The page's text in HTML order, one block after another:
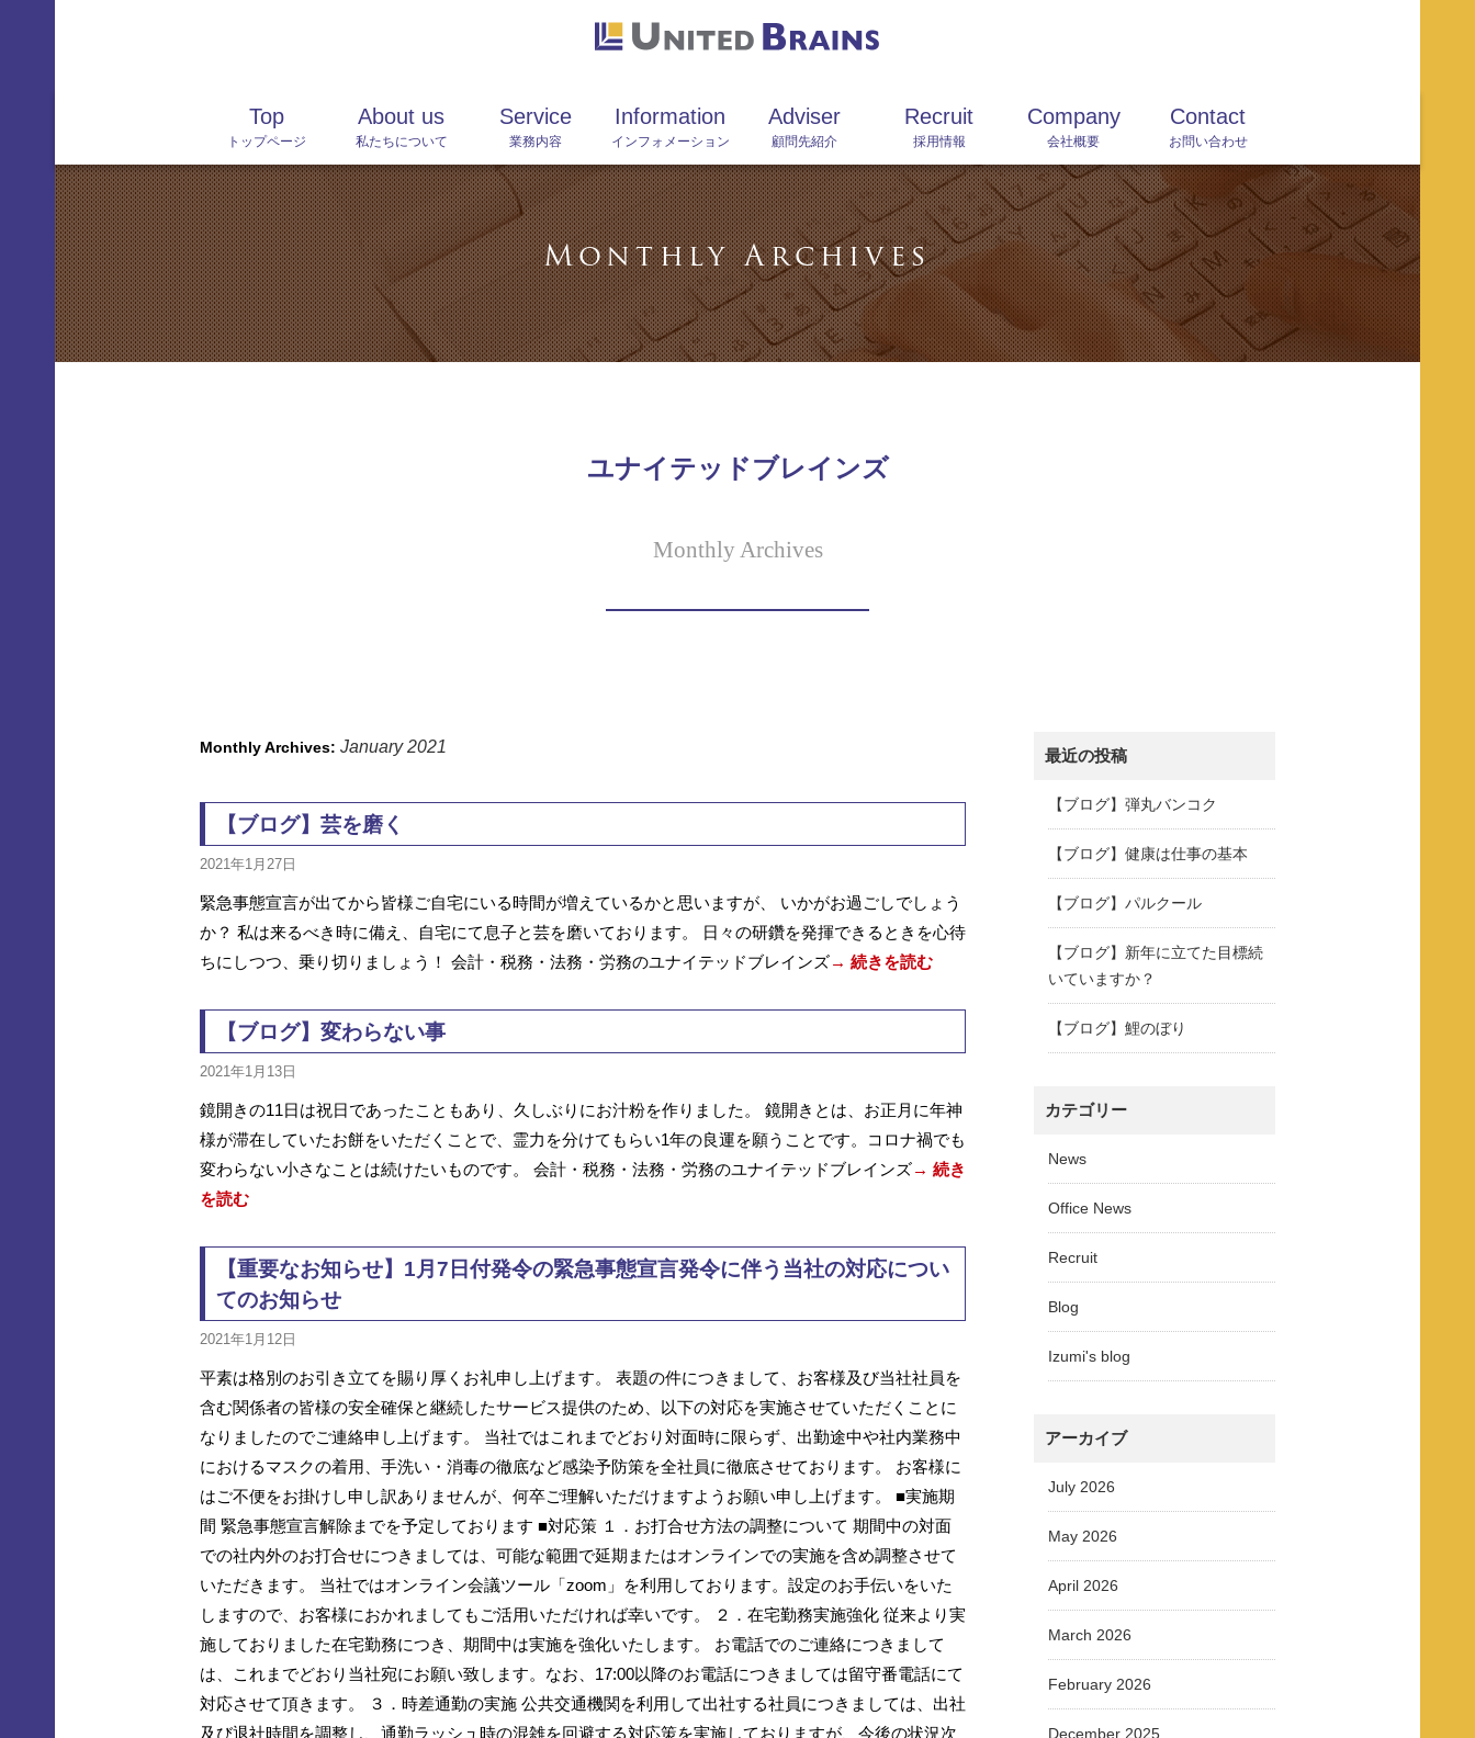
content
Top
トップページ
About us
私たちについて
Service
業務内容
Information
インフォメーション
Adviser
顧問先紹介
Recruit
採用情報
Company
会社概要
Contact
お問い合わせ
Monthly Archives
ユナイテッドブレインズ
Monthly Archives
Monthly Archives: January 2021
【ブログ】芸を磨く
2021年1月27日
緊急事態宣言が出てから皆様ご自宅にいる時間が増えているかと思いますが、 いかがお過ごしでしょう
か？ 私は来るべき時に備え、自宅にて息子と芸を磨いております。 日々の研鑽を発揮できるときを心待
ちにしつつ、乗り切りましょう！ 会計・税務・法務・労務のユナイテッドブレインズ→ 続きを読む
【ブログ】変わらない事
2021年1月13日
鏡開きの11日は祝日であったこともあり、久しぶりにお汁粉を作りました。 鏡開きとは、お正月に年神
様が滞在していたお餅をいただくことで、霊力を分けてもらい1年の良運を願うことです。コロナ禍でも
変わらない小さなことは続けたいものです。 会計・税務・法務・労務のユナイテッドブレインズ→ 続き
を読む
【重要なお知らせ】1月7日付発令の緊急事態宣言発令に伴う当社の対応につい
てのお知らせ
2021年1月12日
平素は格別のお引き立てを賜り厚くお礼申し上げます。 表題の件につきまして、お客様及び当社社員を
含む関係者の皆様の安全確保と継続したサービス提供のため、以下の対応を実施させていただくことに
なりましたのでご連絡申し上げます。 当社ではこれまでどおり対面時に限らず、出勤途中や社内業務中
におけるマスクの着用、手洗い・消毒の徹底など感染予防策を全社員に徹底させております。 お客様に
はご不便をお掛けし申し訳ありませんが、何卒ご理解いただけますようお願い申し上げます。 ■実施期
間 緊急事態宣言解除までを予定しております ■対応策 １．お打合せ方法の調整について 期間中の対面
での社内外のお打合せにつきましては、可能な範囲で延期またはオンラインでの実施を含め調整させて
いただきます。 当社ではオンライン会議ツール「zoom」を利用しております。設定のお手伝いをいた
しますので、お客様におかれましてもご活用いただければ幸いです。 ２．在宅勤務実施強化 従来より実
施しておりました在宅勤務につき、期間中は実施を強化いたします。 お電話でのご連絡につきまして
は、これまでどおり当社宛にお願い致します。なお、17:00以降のお電話につきましては留守番電話にて
対応させて頂きます。 ３．時差通勤の実施 公共交通機関を利用して出社する社員につきましては、出社
及び退社時間を調整し、通勤ラッシュ時の混雑を回避する対応策を実施しておりますが、今後の状況次
最近の投稿
【ブログ】弾丸バンコク
【ブログ】健康は仕事の基本
【ブログ】パルクール
【ブログ】新年に立てた目標続
いていますか？
【ブログ】鯉のぼり
カテゴリー
News
Office News
Recruit
Blog
Izumi's blog
アーカイブ
July 2026
May 2026
April 2026
March 2026
February 2026
December 2025